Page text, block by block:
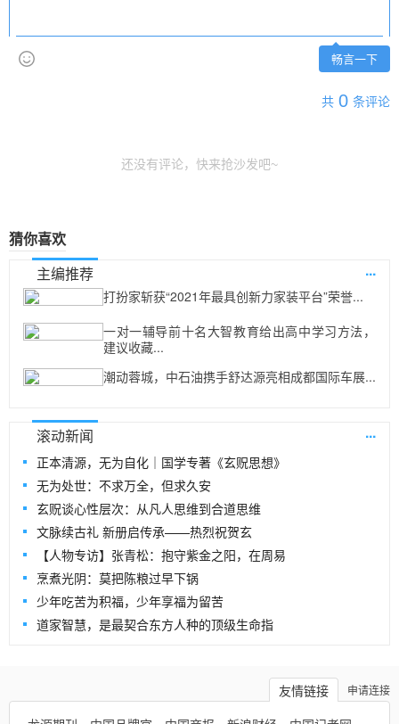
畅言一下
共 0 条评论
还没有评论，快来抢沙发吧~
猜你喜欢
主编推荐
...
打扮家斩获“2021年最具创新力家装平台”荣誉...
一对一辅导前十名大智教育给出高中学习方法，
建议收藏...
潮动蓉城，中石油携手舒达源亮相成都国际车展...
滚动新闻 ...
正本清源，无为自化｜国学专著《玄贶思想》
无为处世：不求万全，但求久安
玄贶谈心性层次：从凡人思维到合道思维
文脉续古礼 新册启传承——热烈祝贺玄
【人物专访】张青松：抱守紫金之阳，在周易
烹煮光阴：莫把陈粮过早下锅
少年吃苦为积福，少年享福为留苦
道家智慧，是最契合东方人种的顶级生命指
申请连接
友情链接